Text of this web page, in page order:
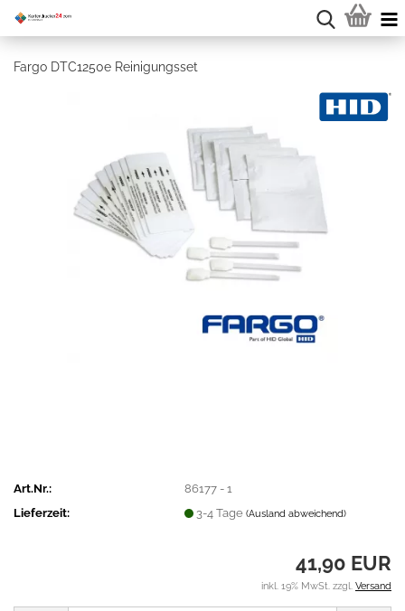
Fargo DTC1250e Reinigungsset
Art.Nr.:
86177 - 1
Lieferzeit:
3-4 Tage(Ausland abweichend)
41,90 EUR
inkl. 19% MwSt. zzgl. Versand